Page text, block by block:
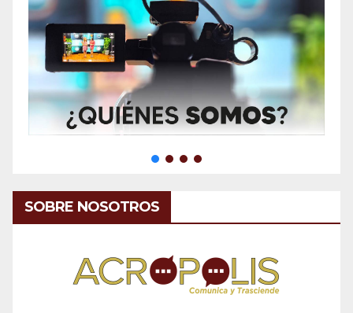
SOBRE NOSOTROS